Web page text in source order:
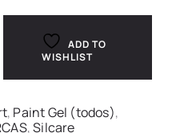
ADD TO
WISHLIST
, Paint Gel (todos),
,Silcare